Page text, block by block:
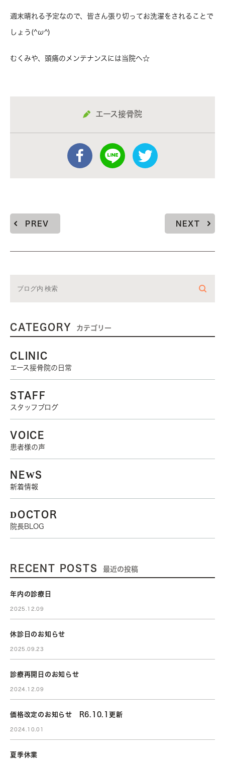
週末晴れる予定なので、皆さん張り切ってお洗濯をされることで
しょう(^ω^)
むくみや、頭痛のメンテナンスには当院へ☆
エース接骨院
PREV NEXT
CATEGORY カテゴリー
CLINIC
エース接骨院の日常
STAFF
スタッフブログ
VOICE
患者様の声
NEWS
新着情報
DOCTOR
院長BLOG
RECENT POSTS 最近の投稿
年内の診療日
2025.12.09
休診日のお知らせ
2025.09.23
診療再開日のお知らせ
2024.12.09
価格改定のお知らせ R6.10.1更新
2024.10.01
夏季休業